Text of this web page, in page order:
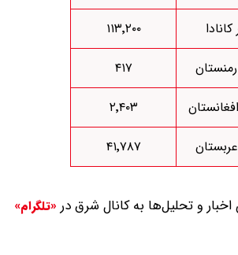
کانادا
۱۱۳٬۲۰۰
۴۱۷
۲٬۴۰۳
۴۱٬۷۸۷
اخبار و تحلیل‌ها به کانال شرق در «تلگرام»